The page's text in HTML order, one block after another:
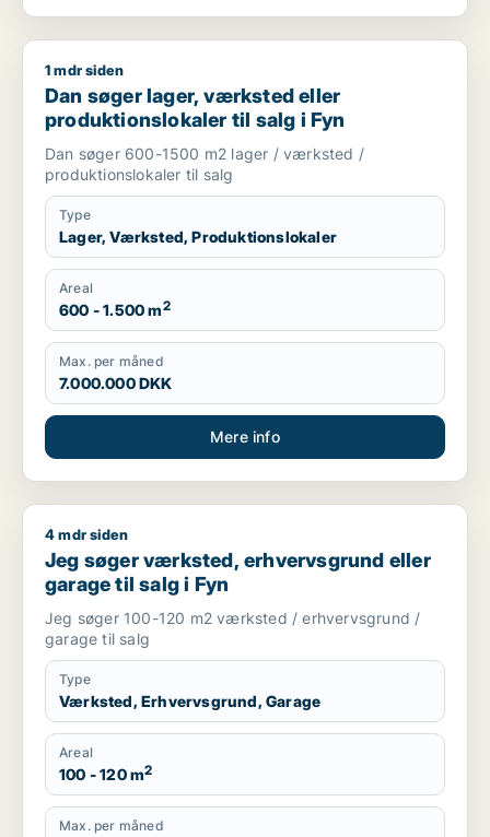
Dan søger lager, værksted eller produktionslokaler til salg i
1 mdr siden
Dan søger lager, værksted eller
produktionslokaler til salg i Fyn
Dan søger 600-1500 m2 lager / værksted /
produktionslokaler til salg
Type
Lager, Værksted, Produktionslokaler
Areal
600 - 1.500 m2
Max. per måned
7.000.000 DKK
Mere info
Jeg søger værksted, erhvervsgrund eller garage til salg i
4 mdr siden
Jeg søger værksted, erhvervsgrund eller
garage til salg i Fyn
Jeg søger 100-120 m2 værksted / erhvervsgrund /
garage til salg
Type
Værksted, Erhvervsgrund, Garage
Areal
100 - 120 m2
Max. per måned